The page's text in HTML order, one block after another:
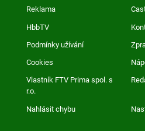
Reklama
HbbTV
Podmínky užívání
Cookies
Vlastník FTV Prima spol. s
r.o.
Nahlásit chybu